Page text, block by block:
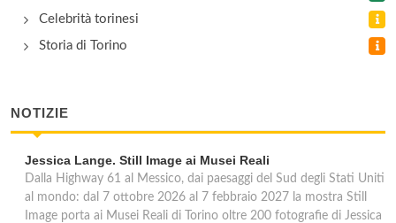
Celebrità torinesi
Storia di Torino
NOTIZIE
Jessica Lange. Still Image ai Musei Reali
Dalla Highway 61 al Messico, dai paesaggi del Sud degli Stati Uniti
al mondo: dal 7 ottobre 2026 al 7 febbraio 2027 la mostra Still
Image porta ai Musei Reali di Torino oltre 200 fotografie di Jessica